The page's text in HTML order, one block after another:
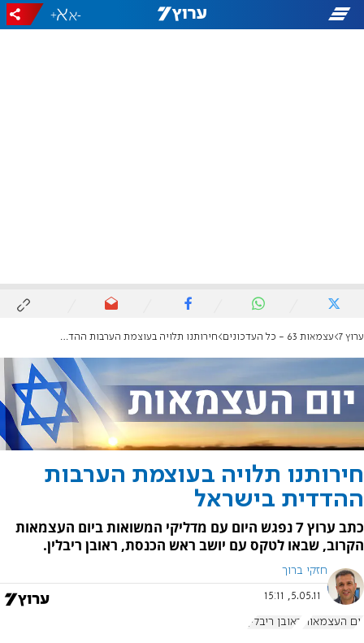
-
+
ערוץ 7 עצמאות 63 - כל העדכונים חירותנו תלויה בעוצמת הערבות ההדדית בישראל
חירותנו תלויה בעוצמת הערבות
ההדדית בישראל
כתב ערוץ 7 נפגש היום עם מדליקי המשואות ביום העצמאות
הקרוב, שבאו לטקס עם יושב ראש הכנסת, ראובן ריבלין.
חזקי ברוך
5.05.11, 15:11
יום העצמאות ראובן ריבלין